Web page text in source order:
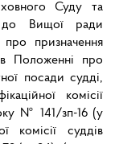
Суду та
до Вищої ради
призначення
Положенні про
посади судді,
комісії
№ 141/зп-16 (у
комісії суддів